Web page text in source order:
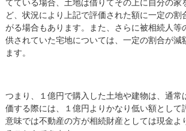
てている場合、土地は借りてその上に自分の家
ど、状況により上記で評価された額に一定の割
がる場合もあります。また、さらに被相続人等
供されていた宅地については、一定の割合が減
ます。
つまり、１億円で購入した土地や建物は、通常
価する際には、１億円よりかなり低い額として
意味では不動産の方が相続財産としては現金よ